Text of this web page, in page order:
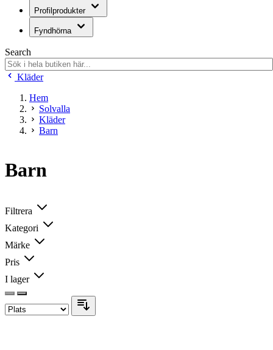
Profilprodukter
Fyndhörna
Search
Kläder
Hem
Solvalla
Kläder
Barn
Barn
Filtrera
Kategori
Märke
Pris
I lager